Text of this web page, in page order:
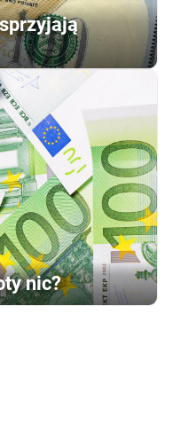
nic?